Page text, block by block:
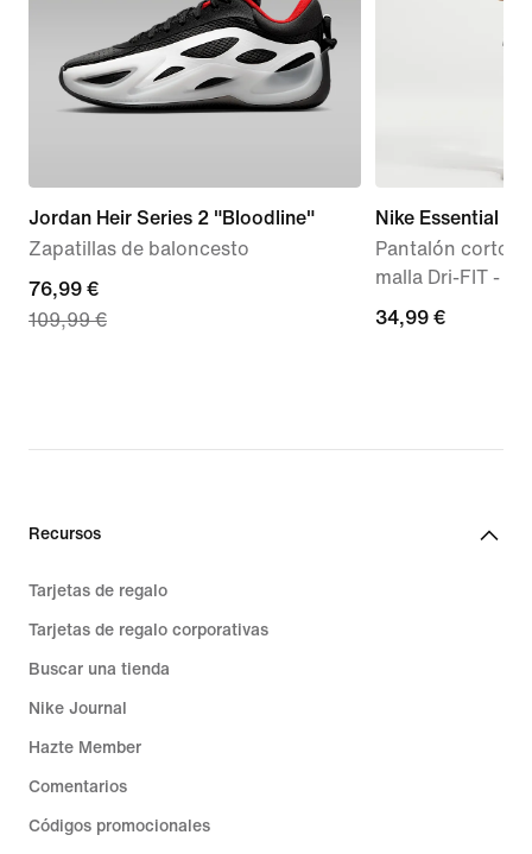
Jordan Heir Series 2 "Bloodline"
Zapatillas de baloncesto
current
price
109,99 €
76,99 €
109,99 €
Nike Essential
Pantalón corto
malla Dri-FIT -
34,99 €
34,99 €
Recursos
Tarjetas de regalo
Tarjetas de regalo corporativas
Buscar una tienda
Nike Journal
Hazte Member
Comentarios
Códigos promocionales